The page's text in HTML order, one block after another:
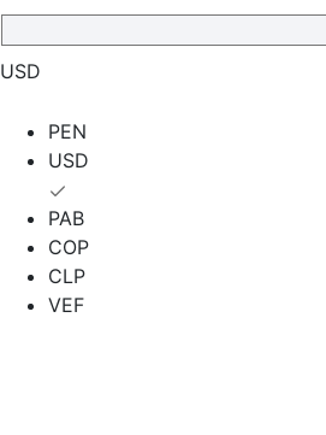
USD
PEN
USD
PAB
COP
CLP
VEF